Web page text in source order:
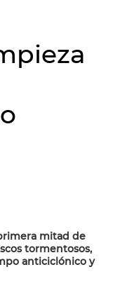
mitad de
tormentosos,
anticiclónico y